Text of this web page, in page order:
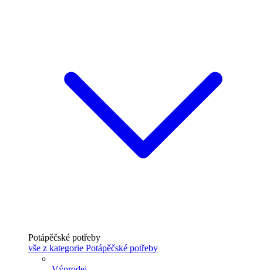
Potápěčské potřeby
vše z kategorie Potápěčské potřeby